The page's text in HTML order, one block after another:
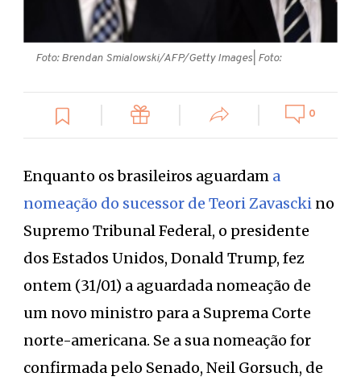
Foto: Brendan Smialowski/AFP/Getty Images| Foto:
0
Enquanto os brasileiros aguardam a
nomeação do sucessor de Teori Zavascki no
Supremo Tribunal Federal, o presidente
dos Estados Unidos, Donald Trump, fez
ontem (31/01) a aguardada nomeação de
um novo ministro para a Suprema Corte
norte-americana. Se a sua nomeação for
confirmada pelo Senado, Neil Gorsuch, de